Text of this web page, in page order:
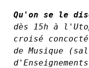
Qu'on se le
dès 15h à
croisé
de Musique